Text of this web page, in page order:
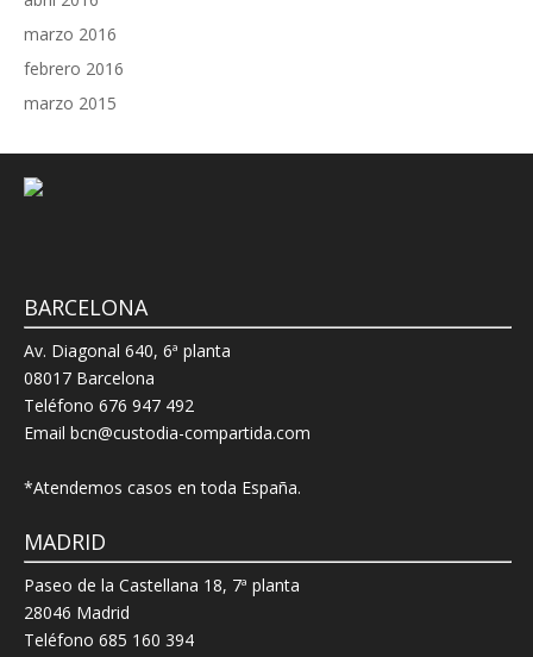
marzo 2016
febrero 2016
marzo 2015
BARCELONA
Av. Diagonal 640, 6ª planta
08017 Barcelona
Teléfono 676 947 492
Email bcn@custodia-compartida.com
*Atendemos casos en toda España.
MADRID
Paseo de la Castellana 18, 7ª planta
28046 Madrid
Teléfono 685 160 394